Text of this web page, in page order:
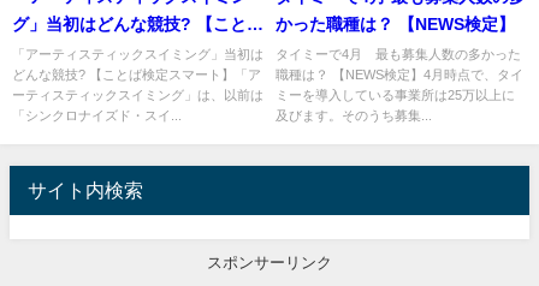
グ」当初はどんな競技? 【ことば
検定スマート】
「アーティスティックスイミング」当初は
どんな競技? 【ことば検定スマート】「ア
ーティスティックスイミング」は、以前は
「シンクロナイズド・スイ...
かった職種は？ 【NEWS検定】
タイミーで4月 最も募集人数の多かった
職種は？ 【NEWS検定】4月時点で、タイ
ミーを導入している事業所は25万以上に
及びます。そのうち募集...
サイト内検索
スポンサーリンク